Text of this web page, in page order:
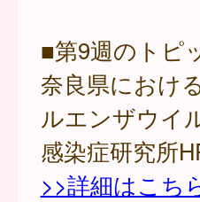
■第9週のトピ
奈良県におけ
ルエンザウイ
感染症研究所
>>詳細はこち